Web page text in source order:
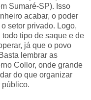
Sumaré-SP). Isso
acabar, o poder
setor privado. Logo,
tipo de saque e de
já que o povo
lembrar as
Collor, onde grande
do que organizar
público.